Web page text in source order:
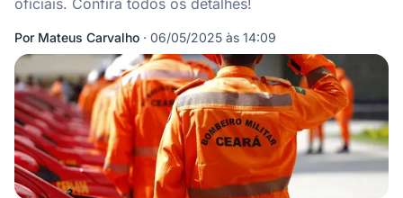
oficiais. Confira todos os detalhes!
Por Mateus Carvalho · 06/05/2025 às 14:09